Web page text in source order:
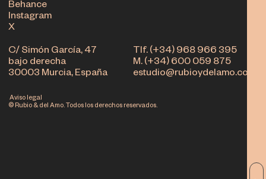
Tlf. (+34) 968 966 395
M. (+34) 600 059 875
estudio@rubioydelamo.com
C/ Simón García, 47
bajo derecha
30003 Murcia, España
Behance
Instagram
X
© Rubio & del Amo. Todos los derechos reservados.
Aviso legal